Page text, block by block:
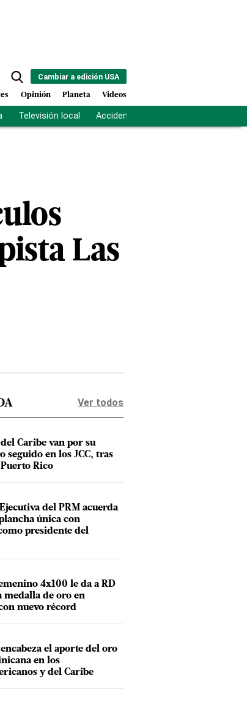
Cambiar a edición USA
Opinión Planeta Videos
Televisión local Accidente Los Ríos
Las
Ver todos
del Caribe van por su
seguido en los JCC, tras
Rico
del PRM acuerda
única con
presidente del
4x100 le da a RD
medalla de oro en
nuevo récord
el aporte del oro
en los
y del Caribe